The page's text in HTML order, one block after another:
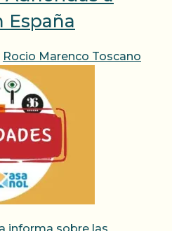
España
Rocio Marenco Toscano